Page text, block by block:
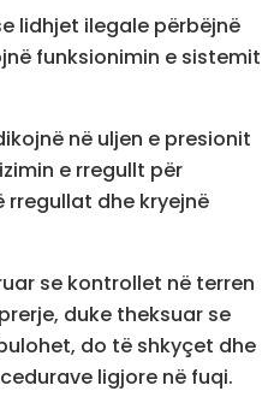
lidhjet ilegale përbëjnë
funksionimin e sistemit
në uljen e presionit
e rregullt për
dhe kryejnë
se kontrollet në terren
duke theksuar se
do të shkyçet dhe
ligjore në fuqi.